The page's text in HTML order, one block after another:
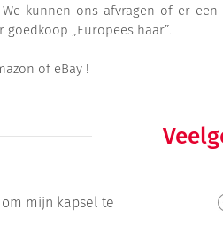
kunnen ons afvragen of er
„Europees haar”.
of eBay !
mijn kapsel te